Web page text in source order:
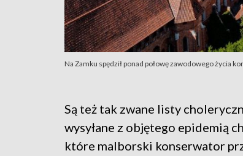
Na Zamku spędził ponad połowę zawodowego życia
Są też tak zwane listy
wysyłane z objętego epidemią
które malborski konserwator